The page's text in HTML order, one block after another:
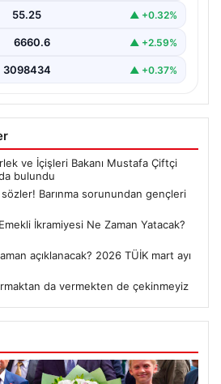
55.25 ▲ +0.32%
6660.6 ▲ +2.59%
3098434 ▲ +0.37%
ve İçişleri Bakanı Mustafa Çiftçi
bulundu
sözler! Barınma sorunundan gençleri
İkramiyesi Ne Zaman Yatacak?
açıklanacak? 2026 TÜİK mart ayı
da vermekten de çekinmeyiz